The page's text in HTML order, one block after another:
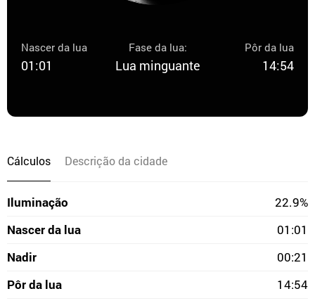
Nascer da lua
01:01
Fase da lua:
Lua minguante
Pôr da lua
14:54
Cálculos Descrição da cidade
Iluminação
22.9%
Nascer da lua
01:01
Nadir
00:21
Pôr da lua
14:54